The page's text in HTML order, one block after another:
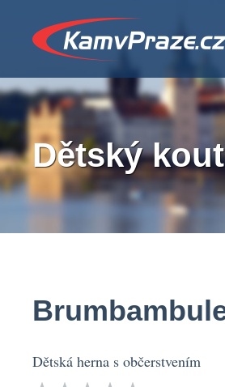
Dětský
Dětská herna s občerstvením